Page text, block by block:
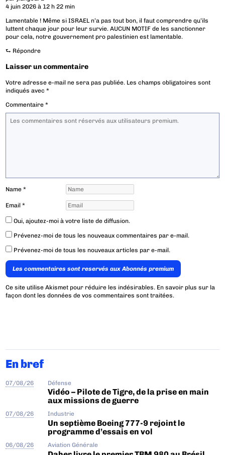
4 juin 2026 à 12 h 22 min
Lamentable ! Même si ISRAEL n’a pas tout bon, il faut comprendre qu’ils
luttent chaque jour pour leur survie. AUCUN MOTIF de les sanctionner
pour cela, notre gouvernement pro palestinien est lamentable.
⮑ Répondre
Laisser un commentaire
Votre adresse e-mail ne sera pas publiée. Les champs obligatoires sont
indiqués avec*
Commentaire*
Name*
Email*
Oui, ajoutez-moi à votre liste de diffusion.
Prévenez-moi de tous les nouveaux commentaires par e-mail.
Prévenez-moi de tous les nouveaux articles par e-mail.
Les commentaires sont reservés aux Abonnés premium
Ce site utilise Akismet pour réduire les indésirables. En savoir plus sur la
façon dont les données de vos commentaires sont traitées.
En bref
07/08/26 Défense
Vidéo – Pilote de Tigre, de la prise en main
aux missions de guerre
07/08/26 Industrie
Un septième Boeing 777-9 rejoint le
programme d’essais en vol
06/08/26 Aviation Générale